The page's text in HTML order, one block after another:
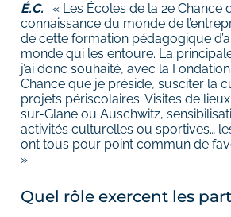
É.C. : « Les Écoles de la 2e
connaissance du monde de
de cette formation pédagogique
monde qui les entoure. La
j’ai donc souhaité, avec la
Chance que je préside, susciter la
projets périscolaires. Visites de
sur-Glane ou Auschwitz,
activités culturelles ou sportives…
ont tous pour point commun de
»
Quel rôle exercent les